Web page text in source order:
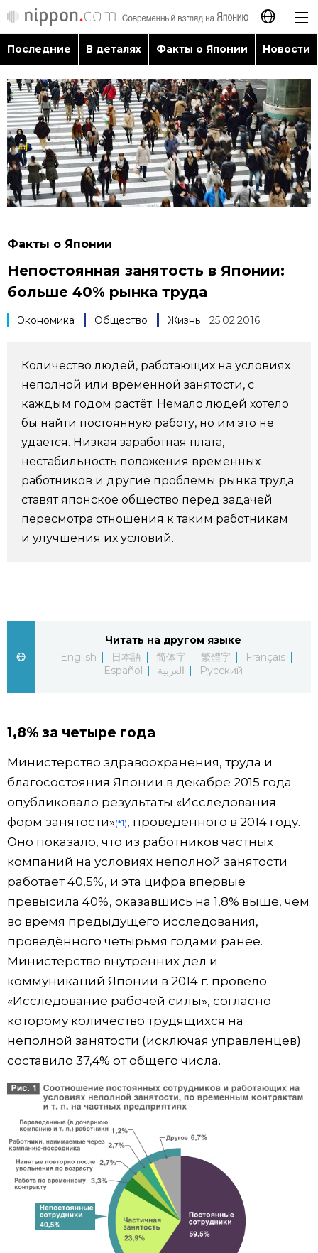
日本語
English
简体字
繁體字
Français
العربية
Последние
В деталях
Путеводитель по Японии
Разделы
Люди
Блог
Политика
Экономика
Культура
Жизнь
Токио
От редакции
Популярные статьи
Японский язык
Японский калейдоскоп
Семья
official SNS
Последние В деталях Факты о Японии Новости
Факты о Японии
Непостоянная занятость в Японии:
больше 40% рынка труда
Экономика Общество Жизнь 25.02.2016
Количество людей, работающих на условиях
неполной или временной занятости, с
каждым годом растёт. Немало людей хотело
бы найти постоянную работу, но им это не
удаётся. Низкая заработная плата,
нестабильность положения временных
работников и другие проблемы рынка труда
ставят японское общество перед задачей
пересмотра отношения к таким работникам
и улучшения их условий.
Читать на другом языке
English
日本語 简体字 繁體字
Français
Español
العربية Русский
1,8% за четыре года
Министерство здравоохранения, труда и
благосостояния Японии в декабре 2015 года
опубликовало результаты «Исследования
форм занятости»(*1), проведённого в 2014 году.
Оно показало, что из работников частных
компаний на условиях неполной занятости
работает 40,5%, и эта цифра впервые
превысила 40%, оказавшись на 1,8% выше, чем
во время предыдущего исследования,
проведённого четырьмя годами ранее.
Министерство внутренних дел и
коммуникаций Японии в 2014 г. провело
«Исследование рабочей силы», согласно
которому количество трудящихся на
неполной занятости (исключая управленцев)
составило 37,4% от общего числа.